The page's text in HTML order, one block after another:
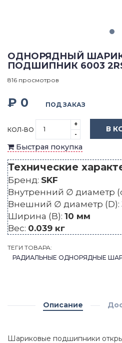
ОДНОРЯДНЫЙ
ПОДШИПНИК 6003
816 просмотров
₽ 0 ПОД ЗАКАЗ
КОЛ-ВО
+
-
В
Быстрая покупка
Технические
Бренд: SKF
Внутренний ∅ диаметр
Внешний ∅ диаметр (D):
Ширина (B): 10 мм
Вес: 0.039 кг
ТЕГИ ТОВАРА:
РАДИАЛЬНЫЕ ОДНОРЯДНЫЕ
Описание
Шариковые подшипники